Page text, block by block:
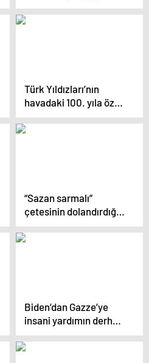
yapmak istemiyorum”
Türk Yıldızları’nın
havadaki 100. yıla özel
gösterisi kokpitten
görüntülendi
“Sazan sarmalı”
çetesinin dolandırdığı 1
milyon 765 lirayı altına
çevirdiği ortaya çıktı
Biden’dan Gazze’ye
insani yardımın derhal
artırılması çağrısı